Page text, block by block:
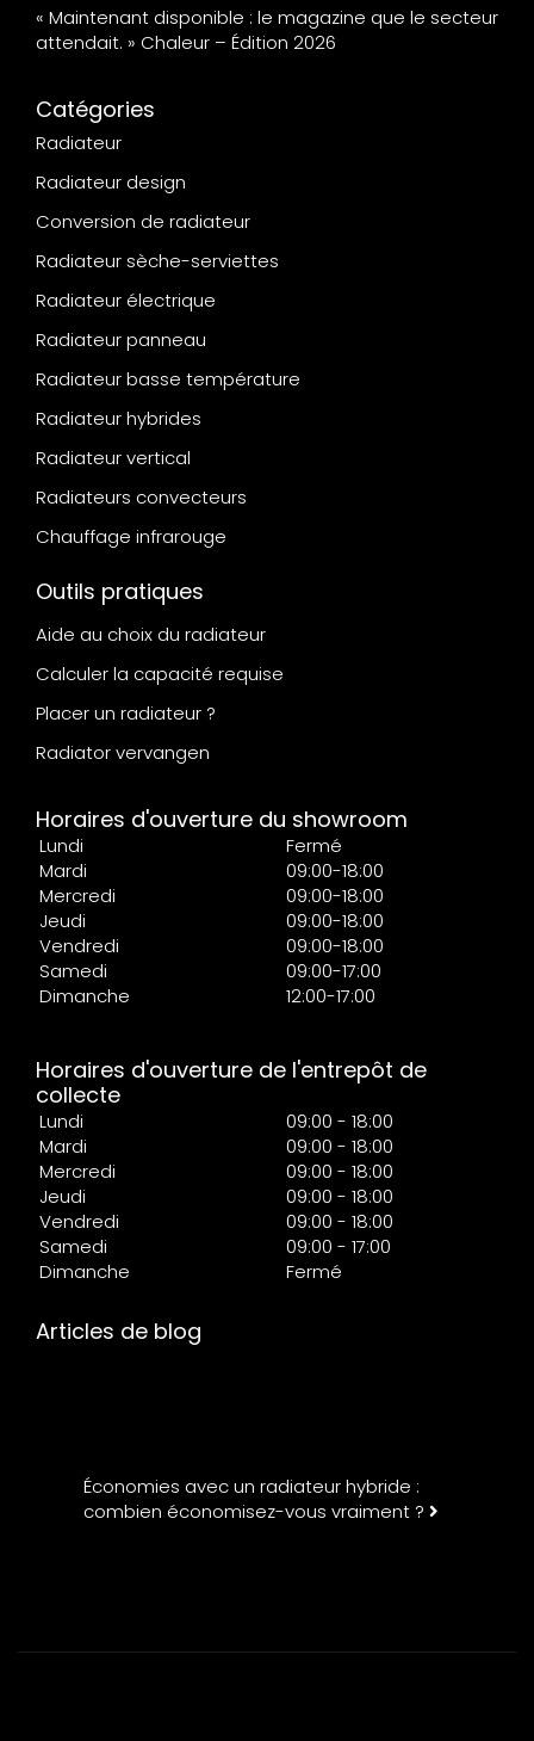
« Maintenant disponible : le magazine que le secteur
attendait. » Chaleur – Édition 2026
Catégories
Radiateur
Radiateur design
Conversion de radiateur
Radiateur sèche-serviettes
Radiateur électrique
Radiateur panneau
Radiateur basse température
Radiateur hybrides
Radiateur vertical
Radiateurs convecteurs
Chauffage infrarouge
Outils pratiques
Aide au choix du radiateur
Calculer la capacité requise
Placer un radiateur ?
Radiator vervangen
Horaires d'ouverture du showroom
Lundi
Fermé
Mardi
09:00-18:00
Mercredi
09:00-18:00
Jeudi
09:00-18:00
Vendredi
09:00-18:00
Samedi
09:00-17:00
Dimanche
12:00-17:00
Horaires d'ouverture de l'entrepôt de
collecte
Lundi
09:00 - 18:00
Mardi
09:00 - 18:00
Mercredi
09:00 - 18:00
Jeudi
09:00 - 18:00
Vendredi
09:00 - 18:00
Samedi
09:00 - 17:00
Dimanche
Fermé
Articles de blog
Économies avec un radiateur hybride :
combien économisez-vous vraiment ?